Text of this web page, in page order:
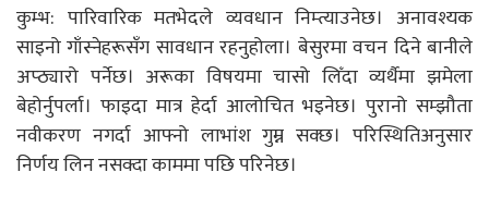
कुम्भ: पारिवारिक मतभेदले व्यवधान निम्त्याउनेछ। अनावश्यक
साइनो गाँस्नेहरूसँग सावधान रहनुहोला। बेसुरमा वचन दिने बानीले
अप्ठ्यारो पर्नेछ। अरूका विषयमा चासो लिँदा व्यर्थैमा झमेला
बेहोर्नुपर्ला। फाइदा मात्र हेर्दा आलोचित भइनेछ। पुरानो सम्झौता
नवीकरण नगर्दा आफ्नो लाभांश गुम्न सक्छ। परिस्थितिअनुसार
निर्णय लिन नसक्दा काममा पछि परिनेछ।